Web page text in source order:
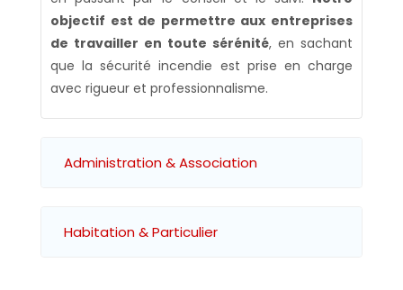
objectif est de permettre aux entreprises
de travailler en toute sérénité, en sachant
que la sécurité incendie est prise en charge
avec rigueur et professionnalisme.
Administration & Association
Habitation & Particulier